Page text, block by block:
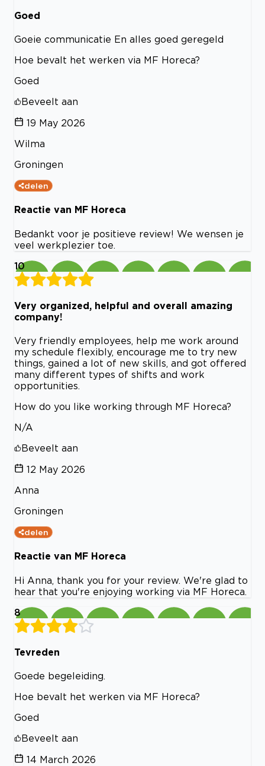
Goed
Goeie communicatie En alles goed geregeld
Hoe bevalt het werken via MF Horeca?
Goed
Beveelt aan
19 May 2026
Wilma
Groningen
delen
Reactie van MF Horeca
Bedankt voor je positieve review! We wensen je
veel werkplezier toe.
10
Very organized, helpful and overall amazing
company!
Very friendly employees, help me work around
my schedule flexibly, encourage me to try new
things, gained a lot of new skills, and got offered
many different types of shifts and work
opportunities.
How do you like working through MF Horeca?
N/A
Beveelt aan
12 May 2026
Anna
Groningen
delen
Reactie van MF Horeca
Hi Anna, thank you for your review. We're glad to
hear that you're enjoying working via MF Horeca.
8
Tevreden
Goede begeleiding.
Hoe bevalt het werken via MF Horeca?
Goed
Beveelt aan
14 March 2026